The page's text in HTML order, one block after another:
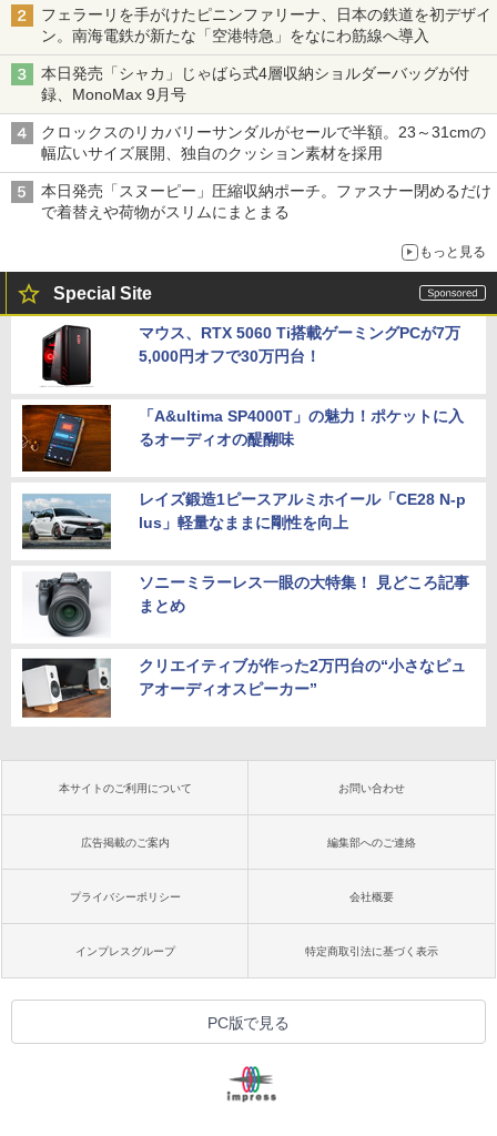
フェラーリを手がけたピニンファリーナ、日本の鉄道を初デザイ
ン。南海電鉄が新たな「空港特急」をなにわ筋線へ導入
本日発売「シャカ」じゃばら式4層収納ショルダーバッグが付
録、MonoMax 9月号
クロックスのリカバリーサンダルがセールで半額。23～31cmの
幅広いサイズ展開、独自のクッション素材を採用
本日発売「スヌーピー」圧縮収納ポーチ。ファスナー閉めるだけ
で着替えや荷物がスリムにまとまる
もっと見る
Special Site
マウス、RTX 5060 Ti搭載ゲーミングPCが7万
5,000円オフで30万円台！
「A&ultima SP4000T」の魅力！ポケットに入
るオーディオの醍醐味
レイズ鍛造1ピースアルミホイール「CE28 N-p
lus」軽量なままに剛性を向上
ソニーミラーレス一眼の大特集！ 見どころ記事
まとめ
クリエイティブが作った2万円台の“小さなピュ
アオーディオスピーカー”
本サイトのご利用について お問い合わせ
広告掲載のご案内 編集部へのご連絡
プライバシーポリシー 会社概要
インプレスグループ 特定商取引法に基づく表示
PC版で見る